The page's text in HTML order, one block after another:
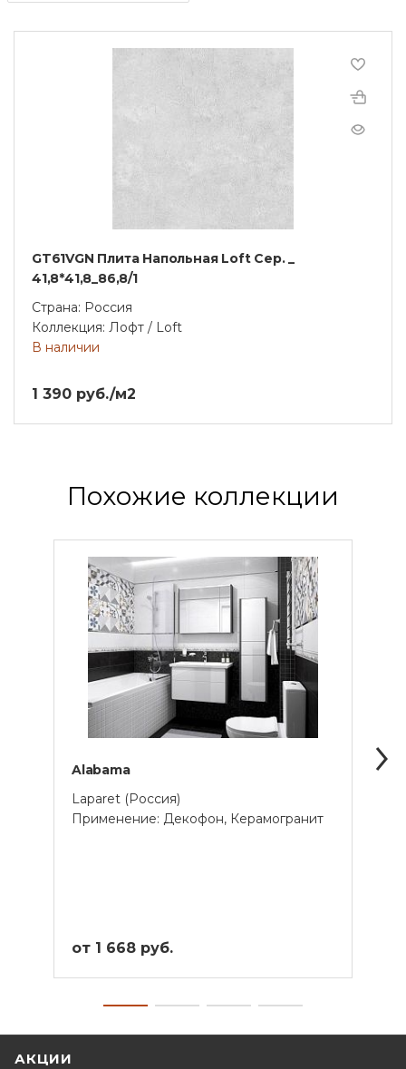
GT61VGN Плита Напольная Loft Сер. _
41,8*41,8_86,8/1
Страна: Россия
Коллекция: Лофт / Loft
В наличии
1 390 руб./м2
Похожие коллекции
Alabama
Laparet (Россия)
Применение: Декофон, Керамогранит
от 1 668 руб.
АКЦИИ